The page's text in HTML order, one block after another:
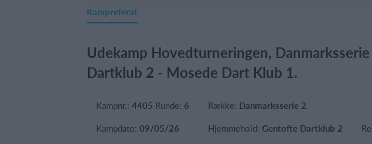
Kampreferat
Udekamp Hovedturneringen,
Dartklub 2 - Mosede Dart Klub 1.
Kampnr.: 4405 Runde: 6 Række: Danmarksserie 2
Kampdato: 09/05/26 Hjemmehold: Gentofte Dartklub 2